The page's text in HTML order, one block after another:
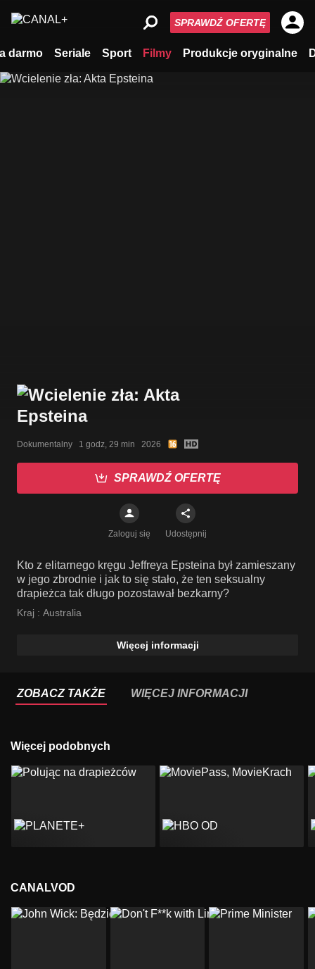
darmo Seriale Sport Filmy Produkcje oryginalne
SPRAWDŹ OFERTĘ
Dokumentalny   1 godz, 29 min   2026
SPRAWDŹ OFERTĘ
Zaloguj się Udostępnij
Kto z elitarnego kręgu Jeffreya Epsteina był zamieszany
w jego zbrodnie i jak to się stało, że ten seksualny
drapieżca tak długo pozostawał bezkarny?
Kraj : Australia
Więcej informacji
ZOBACZ TAKŻE WIĘCEJ INFORMACJI
Więcej podobnych
CANALVOD